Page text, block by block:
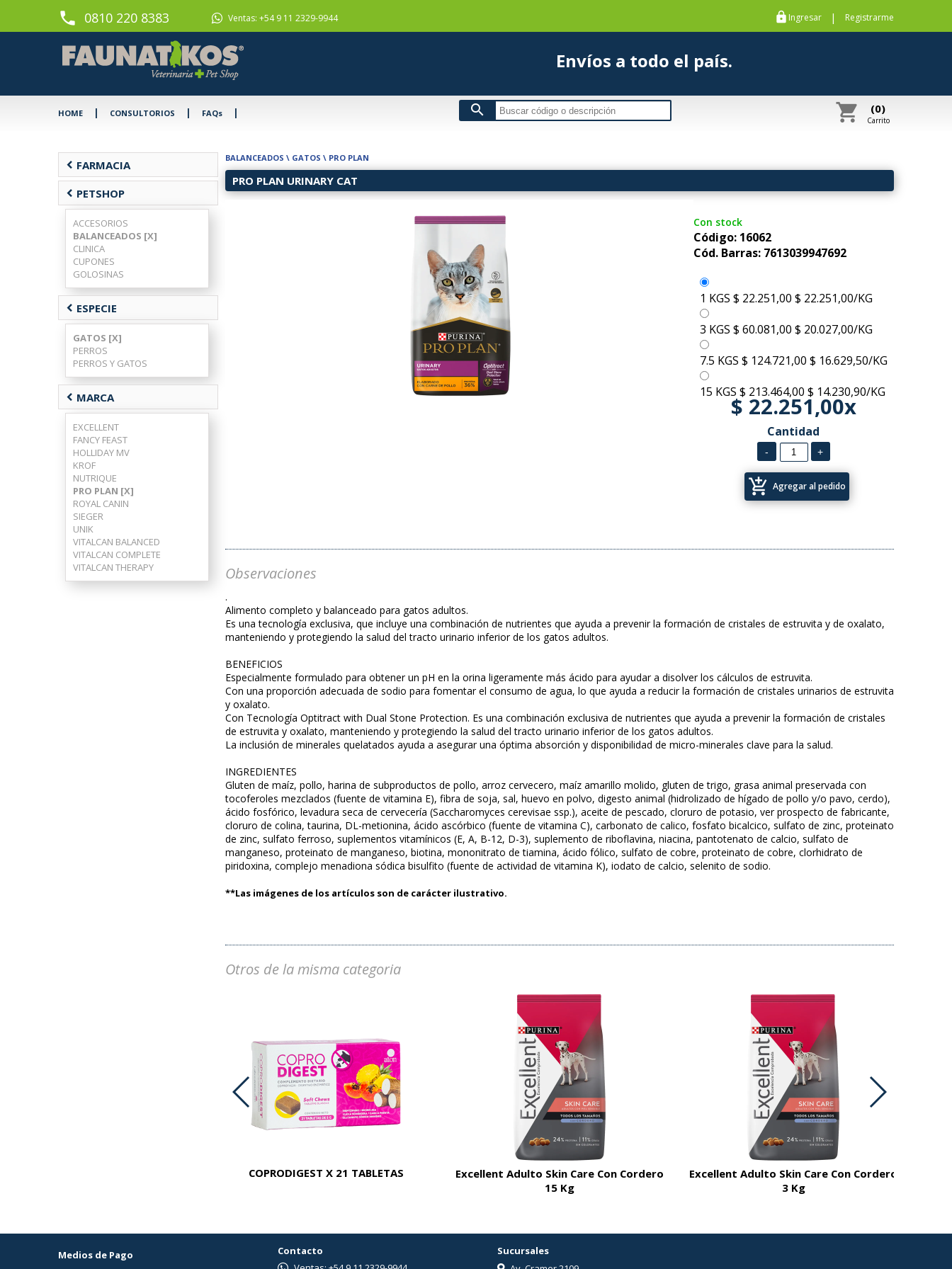
phone 0810 220 8383 Ventas: +54 9 11 2329-9944 https Ingresar | Registrarme
Envíos a todo el país.
HOME | CONSULTORIOS | FAQs | search shopping_cart (0)
Carrito
chevron_left FARMACIA
chevron_left PETSHOP
ACCESORIOS
BALANCEADOS [X]
CLINICA
CUPONES
GOLOSINAS
chevron_left ESPECIE
GATOS [X]
PERROS
PERROS Y GATOS
chevron_left MARCA
EXCELLENT
FANCY FEAST
HOLLIDAY MV
KROF
NUTRIQUE
PRO PLAN [X]
ROYAL CANIN
SIEGER
UNIK
VITALCAN BALANCED
VITALCAN COMPLETE
VITALCAN THERAPY
BALANCEADOS \ GATOS \ PRO PLAN
PRO PLAN URINARY CAT
Con stock
Código: 16062
Cód. Barras: 7613039947692
1 KGS $ 22.251,00 $ 22.251,00/KG
3 KGS $ 60.081,00 $ 20.027,00/KG
7.5 KGS $ 124.721,00 $ 16.629,50/KG
15 KGS $ 213.464,00 $ 14.230,90/KG
$ 22.251,00x
Cantidad
add_shopping_cart Agregar al pedido
Observaciones
.
Alimento completo y balanceado para gatos adultos.
Es una tecnología exclusiva, que incluye una combinación de nutrientes que ayuda a prevenir la formación de cristales de estruvita y de oxalato,
manteniendo y protegiendo la salud del tracto urinario inferior de los gatos adultos.
BENEFICIOS
Especialmente formulado para obtener un pH en la orina ligeramente más ácido para ayudar a disolver los cálculos de estruvita.
Con una proporción adecuada de sodio para fomentar el consumo de agua, lo que ayuda a reducir la formación de cristales urinarios de estruvita
y oxalato.
Con Tecnología Optitract with Dual Stone Protection. Es una combinación exclusiva de nutrientes que ayuda a prevenir la formación de cristales
de estruvita y oxalato, manteniendo y protegiendo la salud del tracto urinario inferior de los gatos adultos.
La inclusión de minerales quelatados ayuda a asegurar una óptima absorción y disponibilidad de micro-minerales clave para la salud.
INGREDIENTES
Gluten de maíz, pollo, harina de subproductos de pollo, arroz cervecero, maíz amarillo molido, gluten de trigo, grasa animal preservada con
tocoferoles mezclados (fuente de vitamina E), fibra de soja, sal, huevo en polvo, digesto animal (hidrolizado de hígado de pollo y/o pavo, cerdo),
ácido fosfórico, levadura seca de cervecería (Saccharomyces cerevisae ssp.), aceite de pescado, cloruro de potasio, ver prospecto de fabricante,
cloruro de colina, taurina, DL-metionina, ácido ascórbico (fuente de vitamina C), carbonato de calico, fosfato bicalcico, sulfato de zinc, proteinato
de zinc, sulfato ferroso, suplementos vitamínicos (E, A, B-12, D-3), suplemento de riboflavina, niacina, pantotenato de calcio, sulfato de
manganeso, proteinato de manganeso, biotina, mononitrato de tiamina, ácido fólico, sulfato de cobre, proteinato de cobre, clorhidrato de
piridoxina, complejo menadiona sódica bisulfito (fuente de actividad de vitamina K), iodato de calcio, selenito de sodio.
**Las imágenes de los artículos son de carácter ilustrativo.
Otros de la misma categoria
COPRODIGEST X 21 TABLETAS
Excellent Adulto Skin Care Con Cordero
15 Kg
Excellent Adulto Skin Care Con Cordero
3 Kg
Medios de Pago
Contacto
Sucursales